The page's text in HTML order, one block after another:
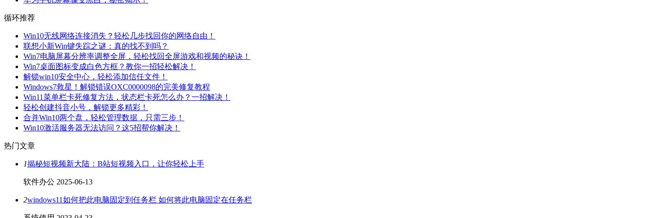
循环推荐
Win10无线网络连接消失？轻松几步找回你的网络自由！
联想小新Win键失踪之谜：真的找不到吗？
Win7电脑屏幕分辨率调整全屏，轻松找回全屏游戏和视频的秘诀！
Win7桌面图标变成白色方框？教你一招轻松解决！
解锁win10安全中心，轻松添加信任文件！
Windows7救星！解锁错误OXC0000098的完美修复教程
Win11菜单栏卡死修复方法，状态栏卡死怎么办？一招解决！
轻松创建抖音小号，解锁更多精彩！
合并Win10两个盘，轻松管理数据，只需三步！
Win10激活服务器无法访问？这5招帮你解决！
热门文章
1揭秘短视频新大陆：B站短视频入口，让你轻松上手
软件办公 2025-06-13
2windows11如何把此电脑固定到任务栏 如何将此电脑固定在任务栏